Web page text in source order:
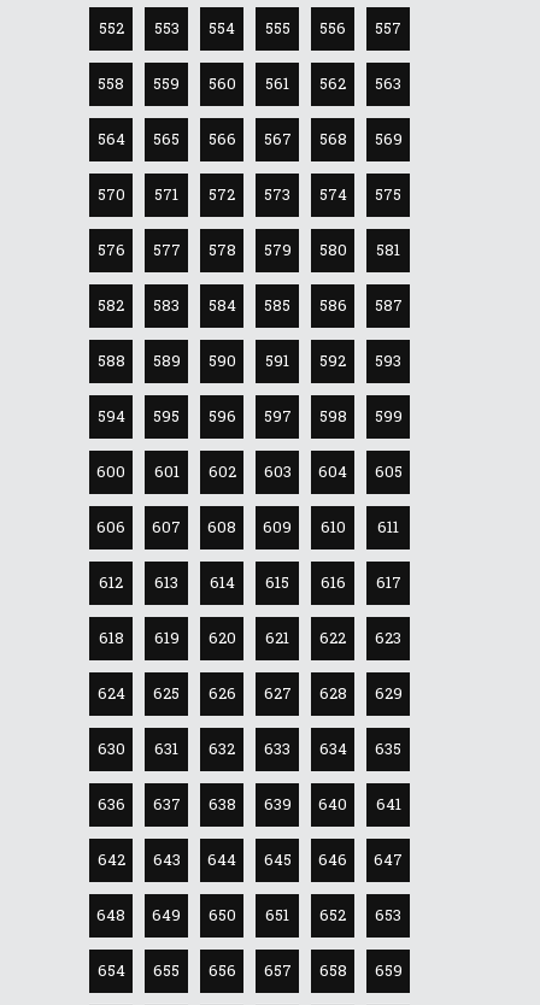
552 553 554 555 556 557
558 559 560 561 562 563
564 565 566 567 568 569
570 571 572 573 574 575
576 577 578 579 580 581
582 583 584 585 586 587
588 589 590 591 592 593
594 595 596 597 598 599
600 601 602 603 604 605
606 607 608 609 610 611
612 613 614 615 616 617
618 619 620 621 622 623
624 625 626 627 628 629
630 631 632 633 634 635
636 637 638 639 640 641
642 643 644 645 646 647
648 649 650 651 652 653
654 655 656 657 658 659